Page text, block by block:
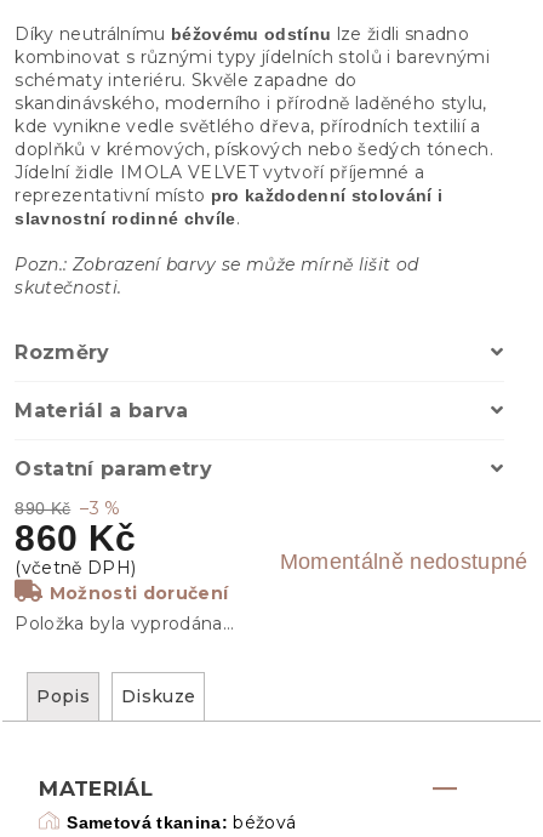
890 Kč –3 %
860 Kč
Momentálně nedostupné
Možnosti doručení
Položka byla vyprodána…
Díky neutrálnímu béžovému odstínu lze židli snadno
kombinovat s různými typy jídelních stolů i barevnými
schématy interiéru. Skvěle zapadne do
skandinávského, moderního i přírodně laděného stylu,
kde vynikne vedle světlého dřeva, přírodních textilií a
doplňků v krémových, pískových nebo šedých tónech.
Jídelní židle IMOLA VELVET vytvoří příjemné a
reprezentativní místo pro každodenní stolování i
slavnostní rodinné chvíle.
Pozn.: Zobrazení barvy se může mírně lišit od
skutečnosti.
Rozměry
Materiál a barva
Ostatní parametry
Popis Diskuze
MATERIÁL
Sametová tkanina: béžová